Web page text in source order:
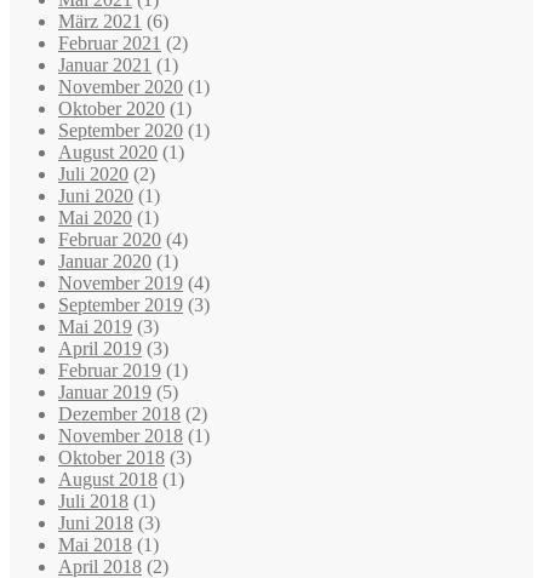
März 2021 (6)
Februar 2021 (2)
Januar 2021 (1)
November 2020 (1)
Oktober 2020 (1)
September 2020 (1)
August 2020 (1)
Juli 2020 (2)
Juni 2020 (1)
Mai 2020 (1)
Februar 2020 (4)
Januar 2020 (1)
November 2019 (4)
September 2019 (3)
Mai 2019 (3)
April 2019 (3)
Februar 2019 (1)
Januar 2019 (5)
Dezember 2018 (2)
November 2018 (1)
Oktober 2018 (3)
August 2018 (1)
Juli 2018 (1)
Juni 2018 (3)
Mai 2018 (1)
April 2018 (2)